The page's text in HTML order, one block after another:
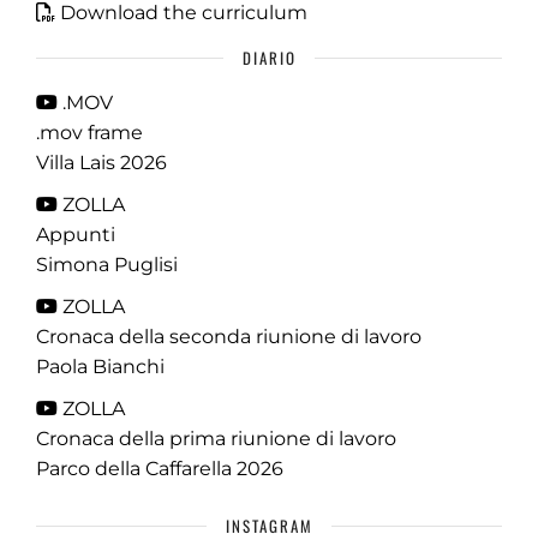
Download the curriculum
DIARIO
.MOV
.mov frame
Villa Lais 2026
ZOLLA
Appunti
Simona Puglisi
ZOLLA
Cronaca della seconda riunione di lavoro
Paola Bianchi
ZOLLA
Cronaca della prima riunione di lavoro
Parco della Caffarella 2026
INSTAGRAM